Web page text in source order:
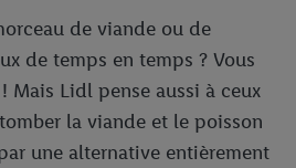
de viande ou de
de temps en temps ? Vous
Mais Lidl pense aussi à ceux
la viande et le poisson
une alternative entièrement